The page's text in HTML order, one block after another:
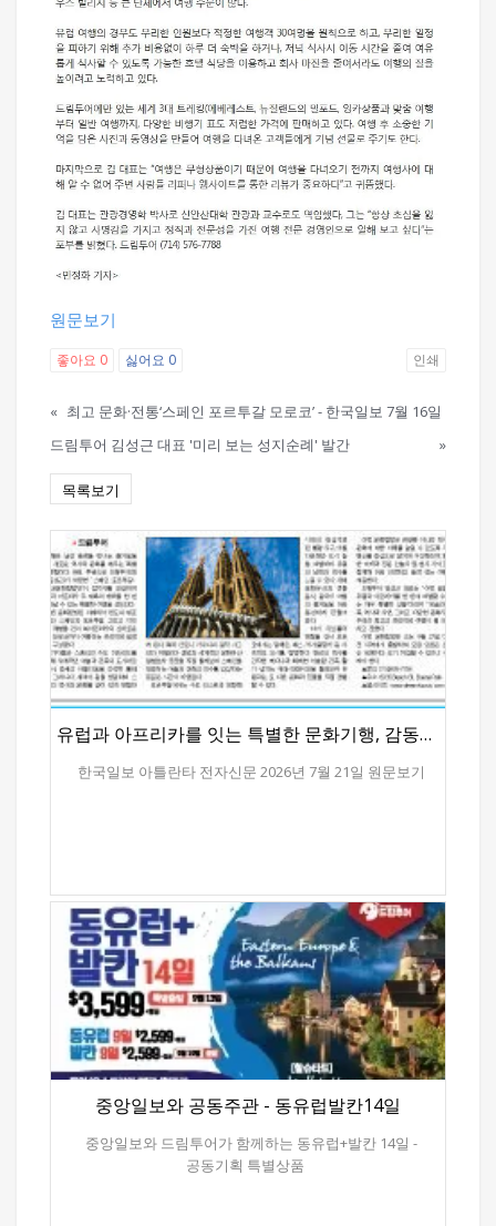
원문보기
좋아요 0 싫어요 0 인쇄
« 최고 문화·전통‘스페인 포르투갈 모로코’ - 한국일보 7월 16일
드림투어 김성근 대표 '미리 보는 성지순례' 발간
»
목록보기
유럽과 아프리카를 잇는 특별한 문화기행, 감동의 대장정
한국일보 아틀란타 전자신문 2026년 7월 21일 원문보기
중앙일보와 공동주관 - 동유럽발칸14일